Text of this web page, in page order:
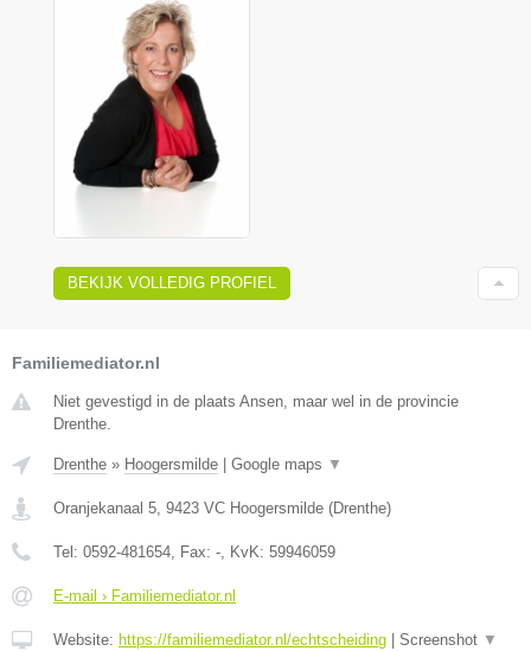
BEKIJK VOLLEDIG PROFIEL
Familiemediator.nl
Niet gevestigd in de plaats Ansen, maar wel in de provincie
Drenthe.
Drenthe » Hoogersmilde Google maps ▼
Oranjekanaal 5, 9423 VC Hoogersmilde (Drenthe)
Tel: 0592-481654, Fax: -, KvK: 59946059
E-mail › Familiemediator.nl
Website: https://familiemediator.nl/echtscheiding Screenshot ▼